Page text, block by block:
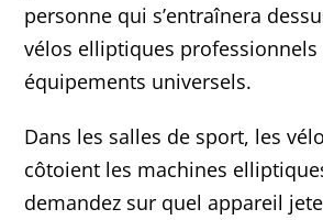
personne qui s’entraînera
vélos elliptiques professionnels
équipements universels.
Dans les salles de sport, les
côtoient les machines
demandez sur quel appareil